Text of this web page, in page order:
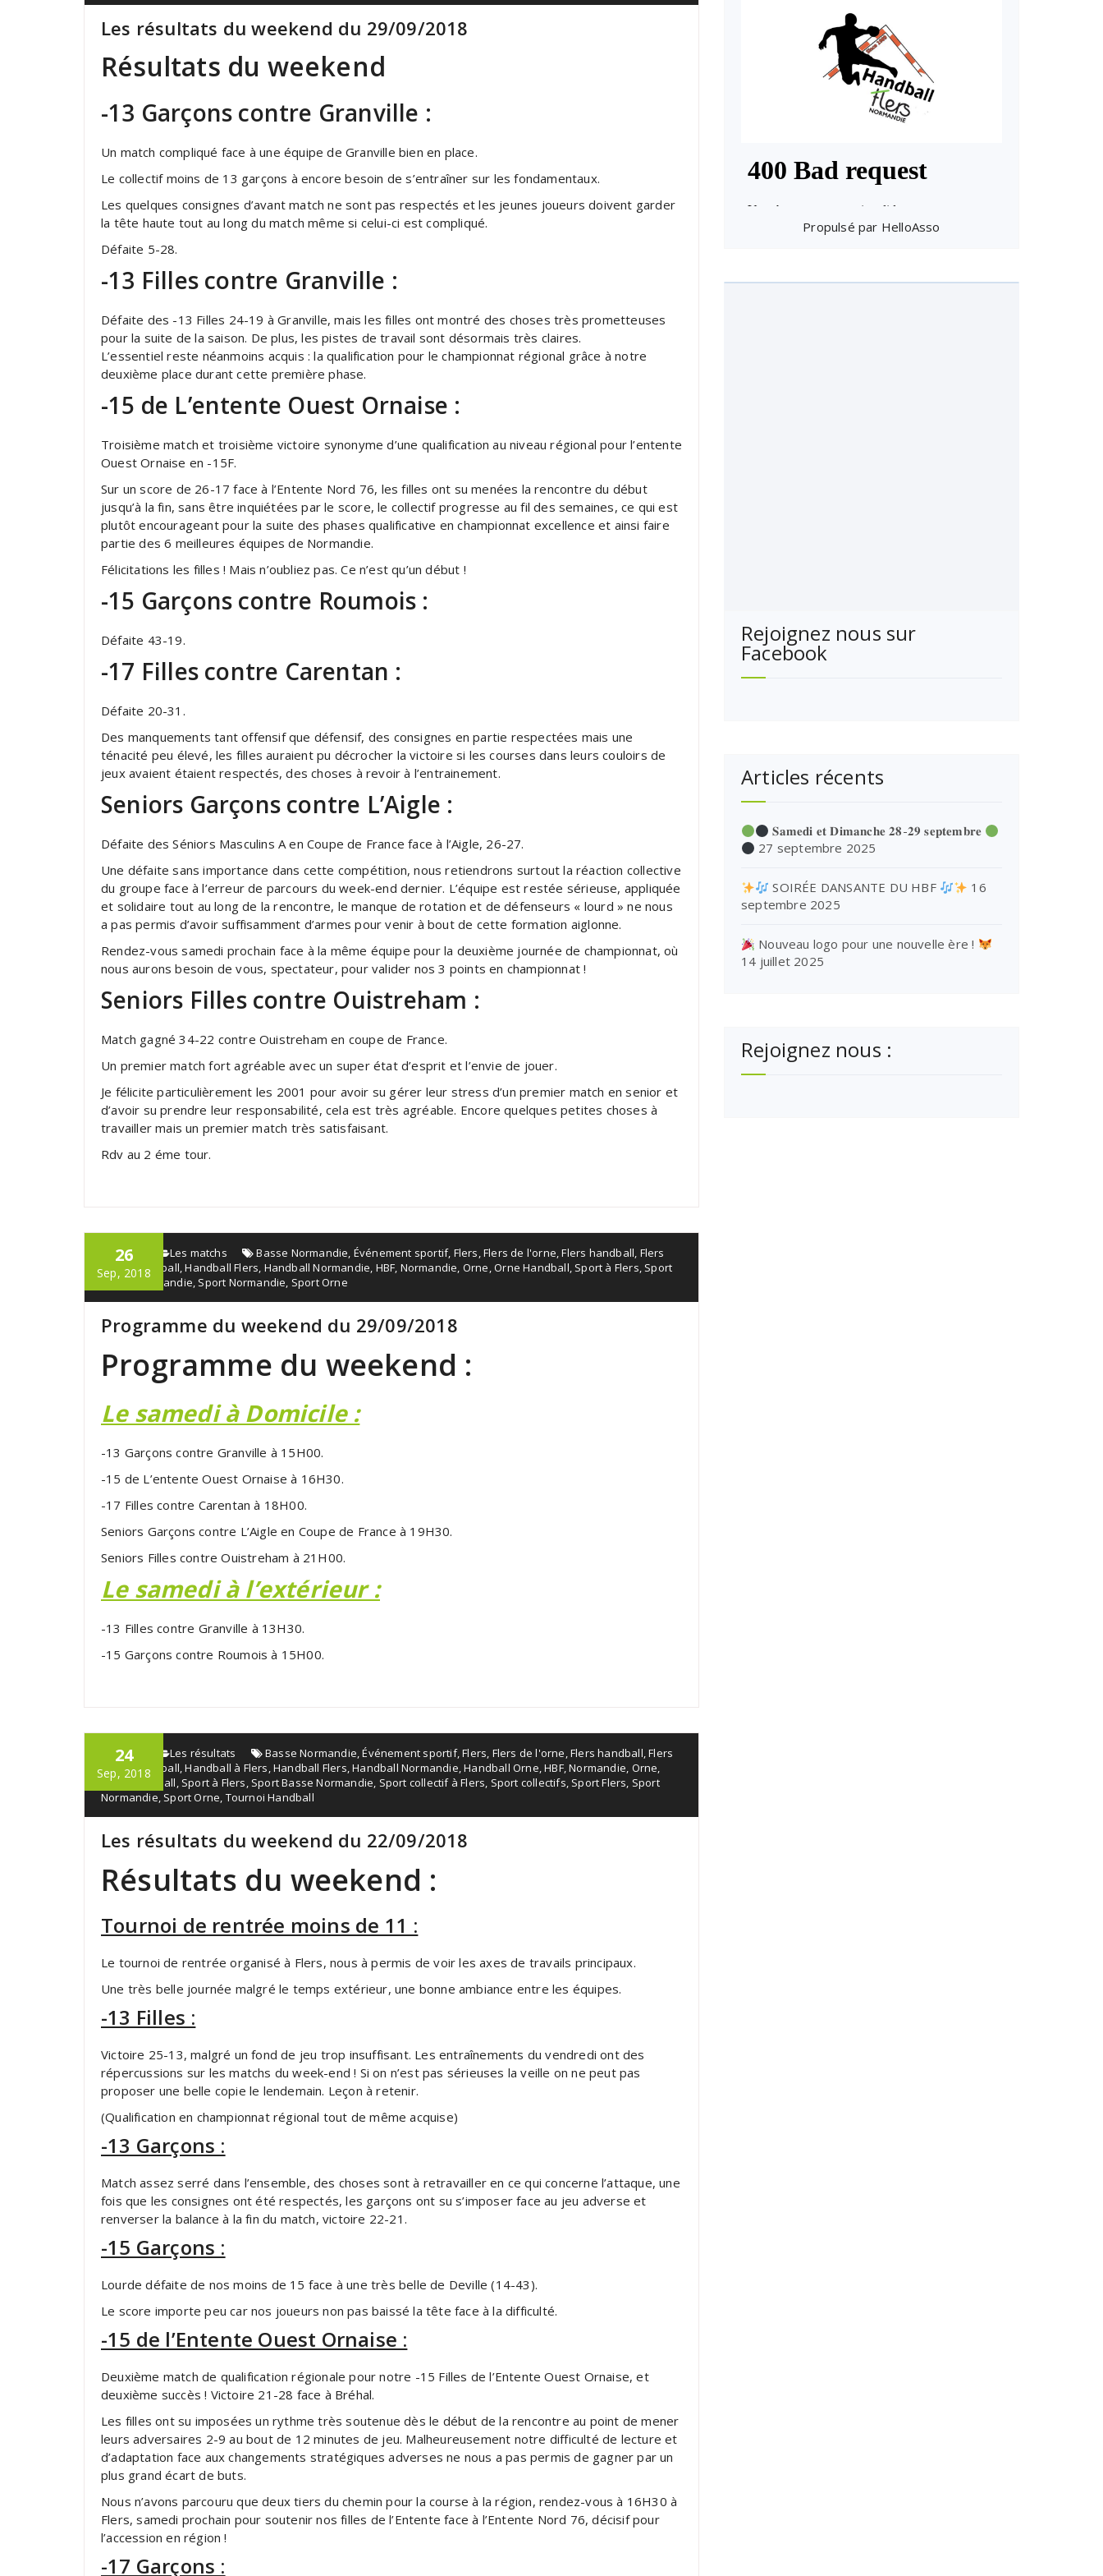
Les résultats du weekend du 29/09/2018
Résultats du weekend
-13 Garçons contre Granville :
Un match compliqué face à une équipe de Granville bien en place.
Le collectif moins de 13 garçons à encore besoin de s’entraîner sur les fondamentaux.
Les quelques consignes d’avant match ne sont pas respectés et les jeunes joueurs doivent garder
la tête haute tout au long du match même si celui-ci est compliqué.
Défaite 5-28.
-13 Filles contre Granville :
Défaite des -13 Filles 24-19 à Granville, mais les filles ont montré des choses très prometteuses
pour la suite de la saison. De plus, les pistes de travail sont désormais très claires.
L’essentiel reste néanmoins acquis : la qualification pour le championnat régional grâce à notre
deuxième place durant cette première phase.
-15 de L’entente Ouest Ornaise :
Troisième match et troisième victoire synonyme d’une qualification au niveau régional pour l’entente
Ouest Ornaise en -15F.
Sur un score de 26-17 face à l’Entente Nord 76, les filles ont su menées la rencontre du début
jusqu’à la fin, sans être inquiétées par le score, le collectif progresse au fil des semaines, ce qui est
plutôt encourageant pour la suite des phases qualificative en championnat excellence et ainsi faire
partie des 6 meilleures équipes de Normandie.
Félicitations les filles ! Mais n’oubliez pas. Ce n’est qu’un début !
-15 Garçons contre Roumois :
Défaite 43-19.
-17 Filles contre Carentan :
Défaite 20-31.
Des manquements tant offensif que défensif, des consignes en partie respectées mais une
ténacité peu élevé, les filles auraient pu décrocher la victoire si les courses dans leurs couloirs de
jeux avaient étaient respectés, des choses à revoir à l’entrainement.
Seniors Garçons contre L’Aigle :
Défaite des Séniors Masculins A en Coupe de France face à l’Aigle, 26-27.
Une défaite sans importance dans cette compétition, nous retiendrons surtout la réaction collective
du groupe face à l’erreur de parcours du week-end dernier. L’équipe est restée sérieuse, appliquée
et solidaire tout au long de la rencontre, le manque de rotation et de défenseurs « lourd » ne nous
a pas permis d’avoir suffisamment d’armes pour venir à bout de cette formation aiglonne.
Rendez-vous samedi prochain face à la même équipe pour la deuxième journée de championnat, où
nous aurons besoin de vous, spectateur, pour valider nos 3 points en championnat !
Seniors Filles contre Ouistreham :
Match gagné 34-22 contre Ouistreham en coupe de France.
Un premier match fort agréable avec un super état d’esprit et l’envie de jouer.
Je félicite particulièrement les 2001 pour avoir su gérer leur stress d’un premier match en senior et
d’avoir su prendre leur responsabilité, cela est très agréable. Encore quelques petites choses à
travailler mais un premier match très satisfaisant.
Rdv au 2 éme tour.
26
Sep, 2018
admin Les matchs Basse Normandie, Événement sportif, Flers,Flers de l'orne,Flers handball, Flers
sport,Handball,Handball Flers, Handball Normandie, HBF, Normandie, Orne,Orne Handball, Sport à Flers, Sport
Basse Normandie, Sport Normandie, Sport Orne
Programme du weekend du 29/09/2018
Programme du weekend :
Le samedi à Domicile :
-13 Garçons contre Granville à 15H00.
-15 de L’entente Ouest Ornaise à 16H30.
-17 Filles contre Carentan à 18H00.
Seniors Garçons contre L’Aigle en Coupe de France à 19H30.
Seniors Filles contre Ouistreham à 21H00.
Le samedi à l’extérieur :
-13 Filles contre Granville à 13H30.
-15 Garçons contre Roumois à 15H00.
24
Sep, 2018
admin Les résultats Basse Normandie,Événement sportif,Flers, Flers de l'orne,Flers handball,Flers
sport,Handball,Handball à Flers,Handball Flers,Handball Normandie,Handball Orne,HBF,Normandie, Orne,
Orne Handball, Sport à Flers, Sport Basse Normandie, Sport collectif à Flers, Sport collectifs, Sport Flers, Sport
Normandie, Sport Orne, Tournoi Handball
Les résultats du weekend du 22/09/2018
Résultats du weekend :
Tournoi de rentrée moins de 11 :
Le tournoi de rentrée organisé à Flers, nous à permis de voir les axes de travails principaux.
Une très belle journée malgré le temps extérieur, une bonne ambiance entre les équipes.
-13 Filles :
Victoire 25-13, malgré un fond de jeu trop insuffisant. Les entraînements du vendredi ont des
répercussions sur les matchs du week-end ! Si on n’est pas sérieuses la veille on ne peut pas
proposer une belle copie le lendemain. Leçon à retenir.
(Qualification en championnat régional tout de même acquise)
-13 Garçons :
Match assez serré dans l’ensemble, des choses sont à retravailler en ce qui concerne l’attaque, une
fois que les consignes ont été respectés, les garçons ont su s’imposer face au jeu adverse et
renverser la balance à la fin du match, victoire 22-21.
-15 Garçons :
Lourde défaite de nos moins de 15 face à une très belle de Deville (14-43).
Le score importe peu car nos joueurs non pas baissé la tête face à la difficulté.
-15 de l’Entente Ouest Ornaise :
Deuxième match de qualification régionale pour notre -15 Filles de l’Entente Ouest Ornaise, et
deuxième succès ! Victoire 21-28 face à Bréhal.
Les filles ont su imposées un rythme très soutenue dès le début de la rencontre au point de mener
leurs adversaires 2-9 au bout de 12 minutes de jeu. Malheureusement notre difficulté de lecture et
d’adaptation face aux changements stratégiques adverses ne nous a pas permis de gagner par un
plus grand écart de buts.
Nous n’avons parcouru que deux tiers du chemin pour la course à la région, rendez-vous à 16H30 à
Flers, samedi prochain pour soutenir nos filles de l’Entente face à l’Entente Nord 76, décisif pour
l’accession en région !
-17 Garçons :
Propulsé par HelloAsso
Rejoignez nous sur
Facebook
Articles récents
𝐒𝐚𝐦𝐞𝐝𝐢 𝐞𝐭 𝐃𝐢𝐦𝐚𝐧𝐜𝐡𝐞 𝟐𝟖-𝟐𝟗 𝐬𝐞𝐩𝐭𝐞𝐦𝐛𝐫𝐞
27 septembre 2025
SOIRÉE DANSANTE DU HBF
16
septembre 2025
Nouveau logo pour une nouvelle ère !
14 juillet 2025
Rejoignez nous :